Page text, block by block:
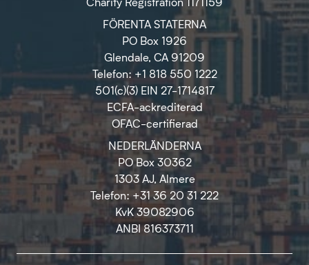
FÖRENTA STATERNA
PO Box 1926
Glendale, CA 91209
Telefon: +1 818 550 1222
501(c)(3) EIN 27-1714817
ECFA-ackrediterad
OFAC-certifierad
NEDERLÄNDERNA
PO Box 30362
1303 AJ, Almere
Telefon: +31 36 20 31 222
KvK 39082906
ANBI 816373711